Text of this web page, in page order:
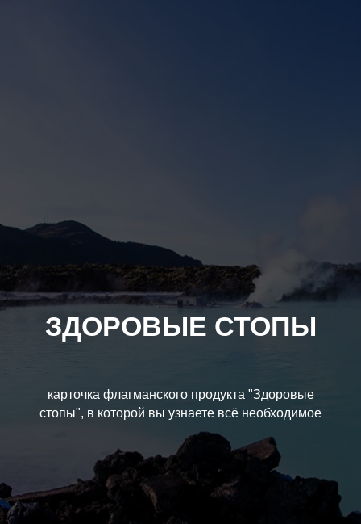
ЗДОРОВЫЕ СТОПЫ
карточка флагманского продукта "Здоровые
стопы", в которой вы узнаете всё необходимое